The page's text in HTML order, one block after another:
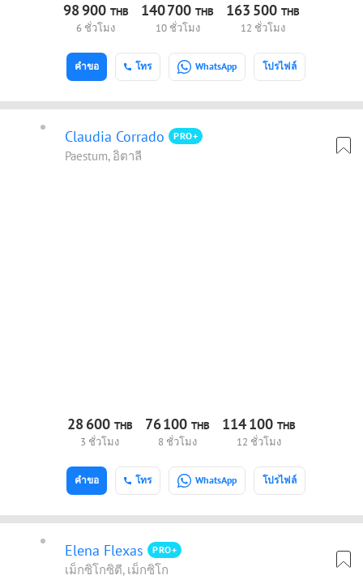
98900 THB
6 ชั่วโมง
140700THB
10 ชั่วโมง
163 500THB
12 ชั่วโมง
โทร WhatsApp โปรไฟล์
คำขอ
Claudia Corrado PRO+
Paestum, อิตาลี
28 600 THB
3 ชั่วโมง
76100THB
8 ชั่วโมง
114100THB
12 ชั่วโมง
โทร WhatsApp โปรไฟล์
คำขอ
Elena Flexas PRO+
เม็กซิโกซิตี, เม็กซิโก